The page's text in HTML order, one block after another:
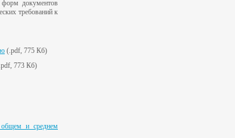
документов
требований к
(.pdf, 775 Кб)
773 Кб)
общем и среднем